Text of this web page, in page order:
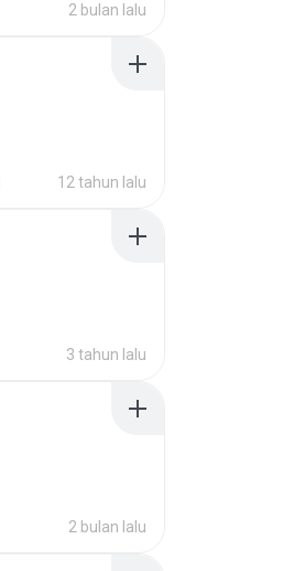
2 bulan lalu
12 tahun lalu
3 tahun lalu
2 bulan lalu